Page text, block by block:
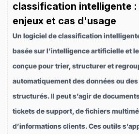
classification intelligente
enjeux et cas d'usage
Un logiciel de classification
basée sur l’intelligence artificielle et
conçue pour trier, structurer et
automatiquement des données ou
structurés. Il peut s’agir de
tickets de support, de fichiers
d’informations clients. Ces outils